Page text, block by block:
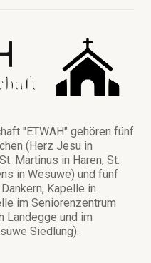
"ETWAH" gehören fünf
(Herz Jesu in
Martinus in Haren, St.
in Wesuwe) und fünf
Kapelle in
im Seniorenzentrum
Landegge und im
Siedlung).